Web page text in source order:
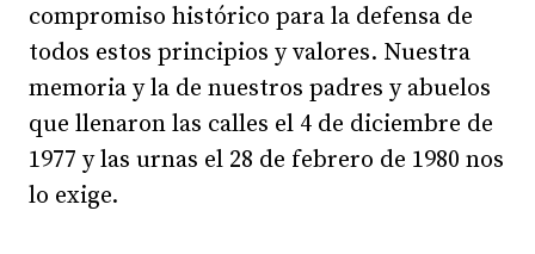
compromiso histórico para la defensa de
todos estos principios y valores. Nuestra
memoria y la de nuestros padres y abuelos
que llenaron las calles el 4 de diciembre de
1977 y las urnas el 28 de febrero de 1980 nos
lo exige.